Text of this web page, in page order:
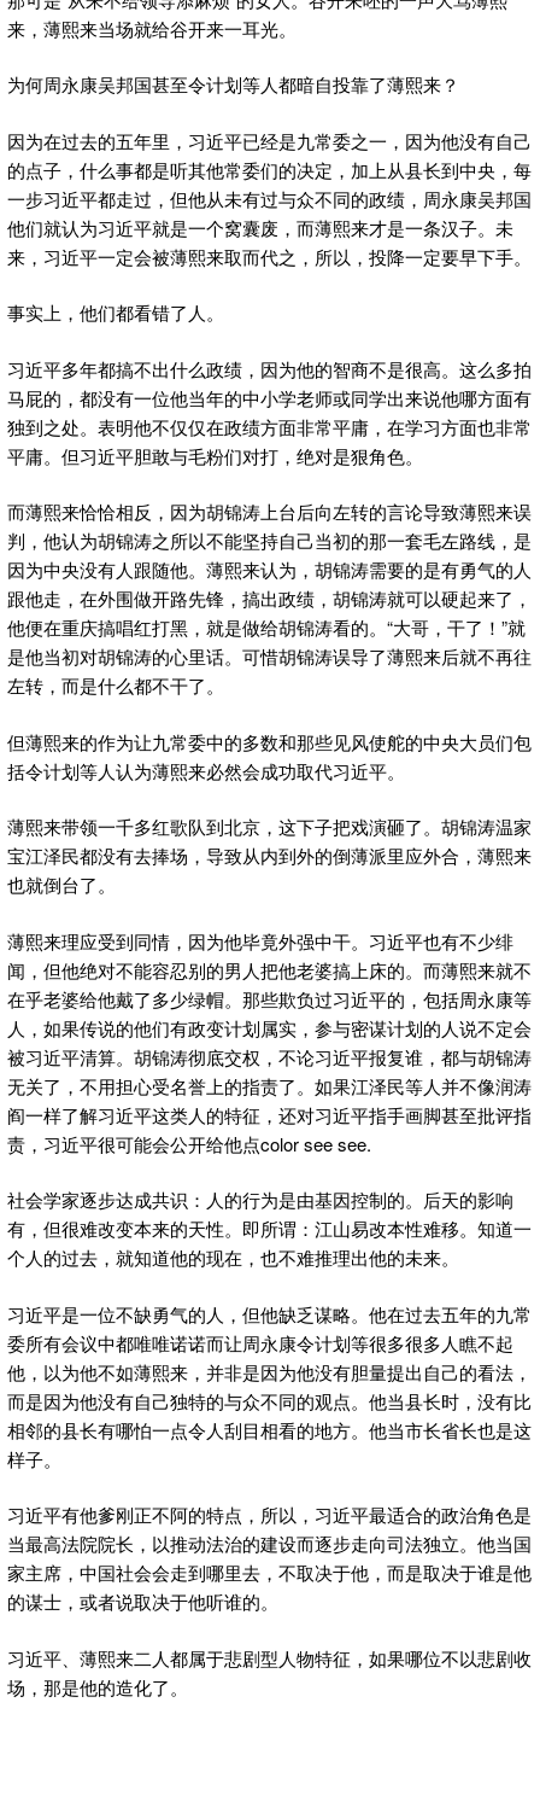
来，薄熙来当场就给谷开来一耳光。
为何周永康吴邦国甚至令计划等人都暗自投靠了薄熙来？
因为在过去的五年里，习近平已经是九常委之一，因为他没有自己
的点子，什么事都是听其他常委们的决定，加上从县长到中央，每
一步习近平都走过，但他从未有过与众不同的政绩，周永康吴邦国
他们就认为习近平就是一个窝囊废，而薄熙来才是一条汉子。未
来，习近平一定会被薄熙来取而代之，所以，投降一定要早下手。
事实上，他们都看错了人。
习近平多年都搞不出什么政绩，因为他的智商不是很高。这么多拍
马屁的，都没有一位他当年的中小学老师或同学出来说他哪方面有
独到之处。表明他不仅仅在政绩方面非常平庸，在学习方面也非常
平庸。但习近平胆敢与毛粉们对打，绝对是狠角色。
而薄熙来恰恰相反，因为胡锦涛上台后向左转的言论导致薄熙来误
判，他认为胡锦涛之所以不能坚持自己当初的那一套毛左路线，是
因为中央没有人跟随他。薄熙来认为，胡锦涛需要的是有勇气的人
跟他走，在外围做开路先锋，搞出政绩，胡锦涛就可以硬起来了，
他便在重庆搞唱红打黑，就是做给胡锦涛看的。“大哥，干了！”就
是他当初对胡锦涛的心里话。可惜胡锦涛误导了薄熙来后就不再往
左转，而是什么都不干了。
但薄熙来的作为让九常委中的多数和那些见风使舵的中央大员们包
括令计划等人认为薄熙来必然会成功取代习近平。
薄熙来带领一千多红歌队到北京，这下子把戏演砸了。胡锦涛温家
宝江泽民都没有去捧场，导致从内到外的倒薄派里应外合，薄熙来
也就倒台了。
薄熙来理应受到同情，因为他毕竟外强中干。习近平也有不少绯
闻，但他绝对不能容忍别的男人把他老婆搞上床的。而薄熙来就不
在乎老婆给他戴了多少绿帽。那些欺负过习近平的，包括周永康等
人，如果传说的他们有政变计划属实，参与密谋计划的人说不定会
被习近平清算。胡锦涛彻底交权，不论习近平报复谁，都与胡锦涛
无关了，不用担心受名誉上的指责了。如果江泽民等人并不像润涛
阎一样了解习近平这类人的特征，还对习近平指手画脚甚至批评指
责，习近平很可能会公开给他点color see see.
社会学家逐步达成共识：人的行为是由基因控制的。后天的影响
有，但很难改变本来的天性。即所谓：江山易改本性难移。知道一
个人的过去，就知道他的现在，也不难推理出他的未来。
习近平是一位不缺勇气的人，但他缺乏谋略。他在过去五年的九常
委所有会议中都唯唯诺诺而让周永康令计划等很多很多人瞧不起
他，以为他不如薄熙来，并非是因为他没有胆量提出自己的看法，
而是因为他没有自己独特的与众不同的观点。他当县长时，没有比
相邻的县长有哪怕一点令人刮目相看的地方。他当市长省长也是这
样子。
习近平有他爹刚正不阿的特点，所以，习近平最适合的政治角色是
当最高法院院长，以推动法治的建设而逐步走向司法独立。他当国
家主席，中国社会会走到哪里去，不取决于他，而是取决于谁是他
的谋士，或者说取决于他听谁的。
习近平、薄熙来二人都属于悲剧型人物特征，如果哪位不以悲剧收
场，那是他的造化了。